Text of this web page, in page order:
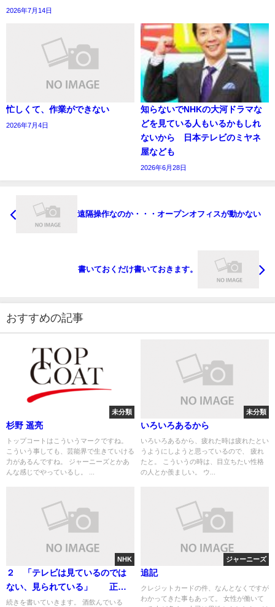
2026年7月14日
忙しくて、作業ができない
2026年7月4日
知らないでNHKの大河ドラマな
どを見ている人もいるかもしれ
ないから 日本テレビのミヤネ
屋なども
2026年6月28日
遠隔操作なのか・・・オープンオフィスが動かない
書いておくだけ書いておきます。
おすすめの記事
未分類
杉野 遥亮
トップコートはこういうマークですね。
こういう事しても、芸能界で生きていける
力があるんですね。 ジャーニーズとかあ
んな感じでやっているし。 ...
未分類
いろいろあるから
いろいろあるから、疲れた時は疲れたとい
うようにしようと思っているので、 疲れ
たと。 こういうの時は、目立ちたい性格
の人とか羨ましい。 ウ...
NHK
２ 「テレビは見ているのでは
ない、見られている」 正確
に知りたい人のために
続きを書いていきます。 酒飲んでいる
ジャーニーズ
追記
クレジットカードの件、なんとなくですが
わかってきた事もあって。 女性が働いて